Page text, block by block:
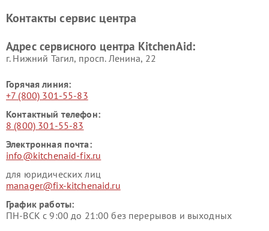
Контакты сервис центра
Адрес сервисного центра KitchenAid:
г. Нижний Тагил, просп. Ленина, 22
Горячая линия:
+7 (800) 301-55-83
Контактный телефон:
8 (800) 301-55-83
Электронная почта:
info@kitchenaid-fix.ru
для юридических лиц
manager@fix-kitchenaid.ru
График работы:
ПН-ВСК с 9:00 до 21:00 без перерывов и выходных